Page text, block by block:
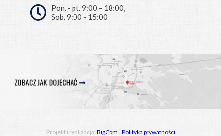
Pon. - pt. 9:00 – 18:00,
Sob. 9:00 - 15:00
Projekt i realizacja: BigCom | Polityka prywatności